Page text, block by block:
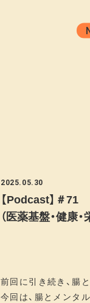
2025.05.30
【Podcast】＃71
（医薬基盤・健康
前回に引き続き、腸
今回は、腸とメンタ